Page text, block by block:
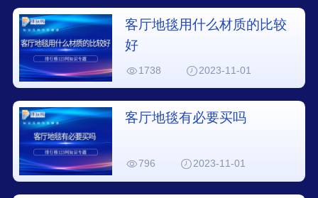
客厅地毯用什么材质的比较
好
1738 2023-11-01
客厅地毯有必要买吗
796 2023-11-01